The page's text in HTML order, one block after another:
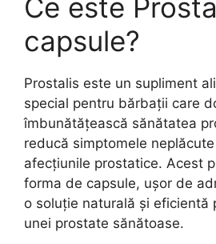
Ce este
capsule?
Prostalis este un supliment
special pentru bărbații care
îmbunătățească sănătatea
reducă simptomele
afecțiunile prostatice. Acest
forma de capsule, ușor de
o soluție naturală și eficientă
unei prostate sănătoase.